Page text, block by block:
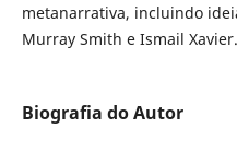
metanarrativa, incluindo
Murray Smith e Ismail Xavier.
Biografia do Autor